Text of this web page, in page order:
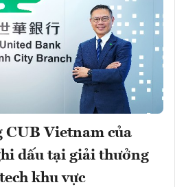
CUB Vietnam của
dấu tại giải thưởng
khu vực